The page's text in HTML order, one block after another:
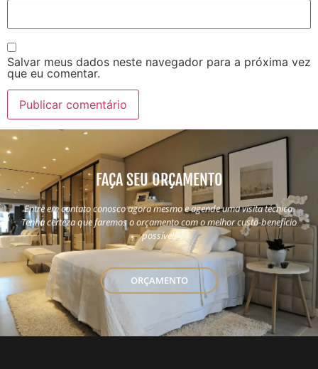
Salvar meus dados neste navegador para a próxima vez
que eu comentar.
FAÇA SEU ORÇAMENTO
Entre em contato conosco agora mesmo e agende uma visita técnica.
Tenha certeza que faremos o orçamento com o melhor custo-benefício
possível.
ORÇAMENTO